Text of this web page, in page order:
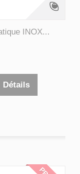
INOX...
Détails